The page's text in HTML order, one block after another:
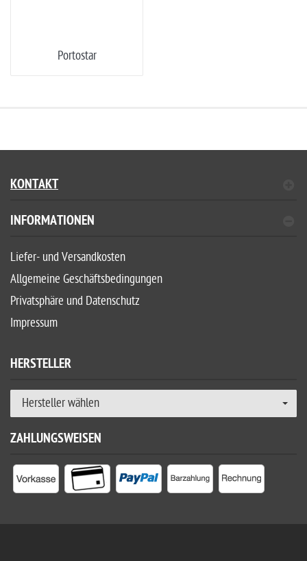
Portostar
KONTAKT
INFORMATIONEN
Liefer- und Versandkosten
Allgemeine Geschäftsbedingungen
Privatsphäre und Datenschutz
Impressum
HERSTELLER
Hersteller wählen
ZAHLUNGSWEISEN